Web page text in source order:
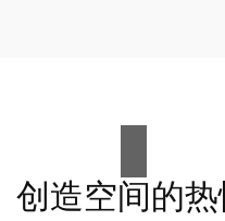
创造空间的